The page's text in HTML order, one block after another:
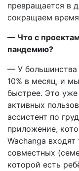
превращается в
сокращаем
— Что с
пандемию?
— У большинства
10% в месяц, и
быстрее. Это
активных
ассистент по
приложение,
Wachanga
совместных
которой есть